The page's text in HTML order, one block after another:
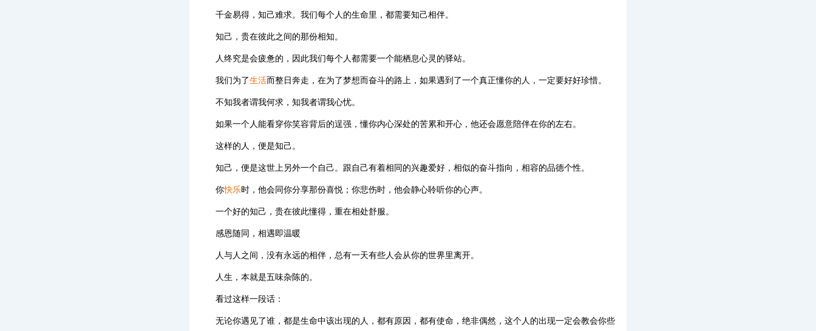
千金易得，知己难求。我们每个人的生命里，都需要知己相伴。
知己，贵在彼此之间的那份相知。
人终究是会疲惫的，因此我们每个人都需要一个能栖息心灵的驿站。
我们为了生活而整日奔走，在为了梦想而奋斗的路上，如果遇到了一个真正懂你的人，一定要好好珍惜。
不知我者谓我何求，知我者谓我心忧。
如果一个人能看穿你笑容背后的逞强，懂你内心深处的苦累和开心，他还会愿意陪伴在你的左右。
这样的人，便是知己。
知己，便是这世上另外一个自己。跟自己有着相同的兴趣爱好，相似的奋斗指向，相容的品德个性。
你快乐时，他会同你分享那份喜悦；你悲伤时，他会静心聆听你的心声。
一个好的知己，贵在彼此懂得，重在相处舒服。
感恩随同，相遇即温暖
人与人之间，没有永远的相伴，总有一天有些人会从你的世界里离开。
人生，本就是五味杂陈的。
看过这样一段话：
无论你遇见了谁，都是生命中该出现的人，都有原因，都有使命，绝非偶然，这个人的出现一定会教会你些